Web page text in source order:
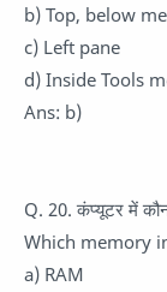
b) Top, below
c) Left pane
d) Inside Tools
Ans: b)
Q. 20. कंप्यूटर में
Which memory
a) RAM